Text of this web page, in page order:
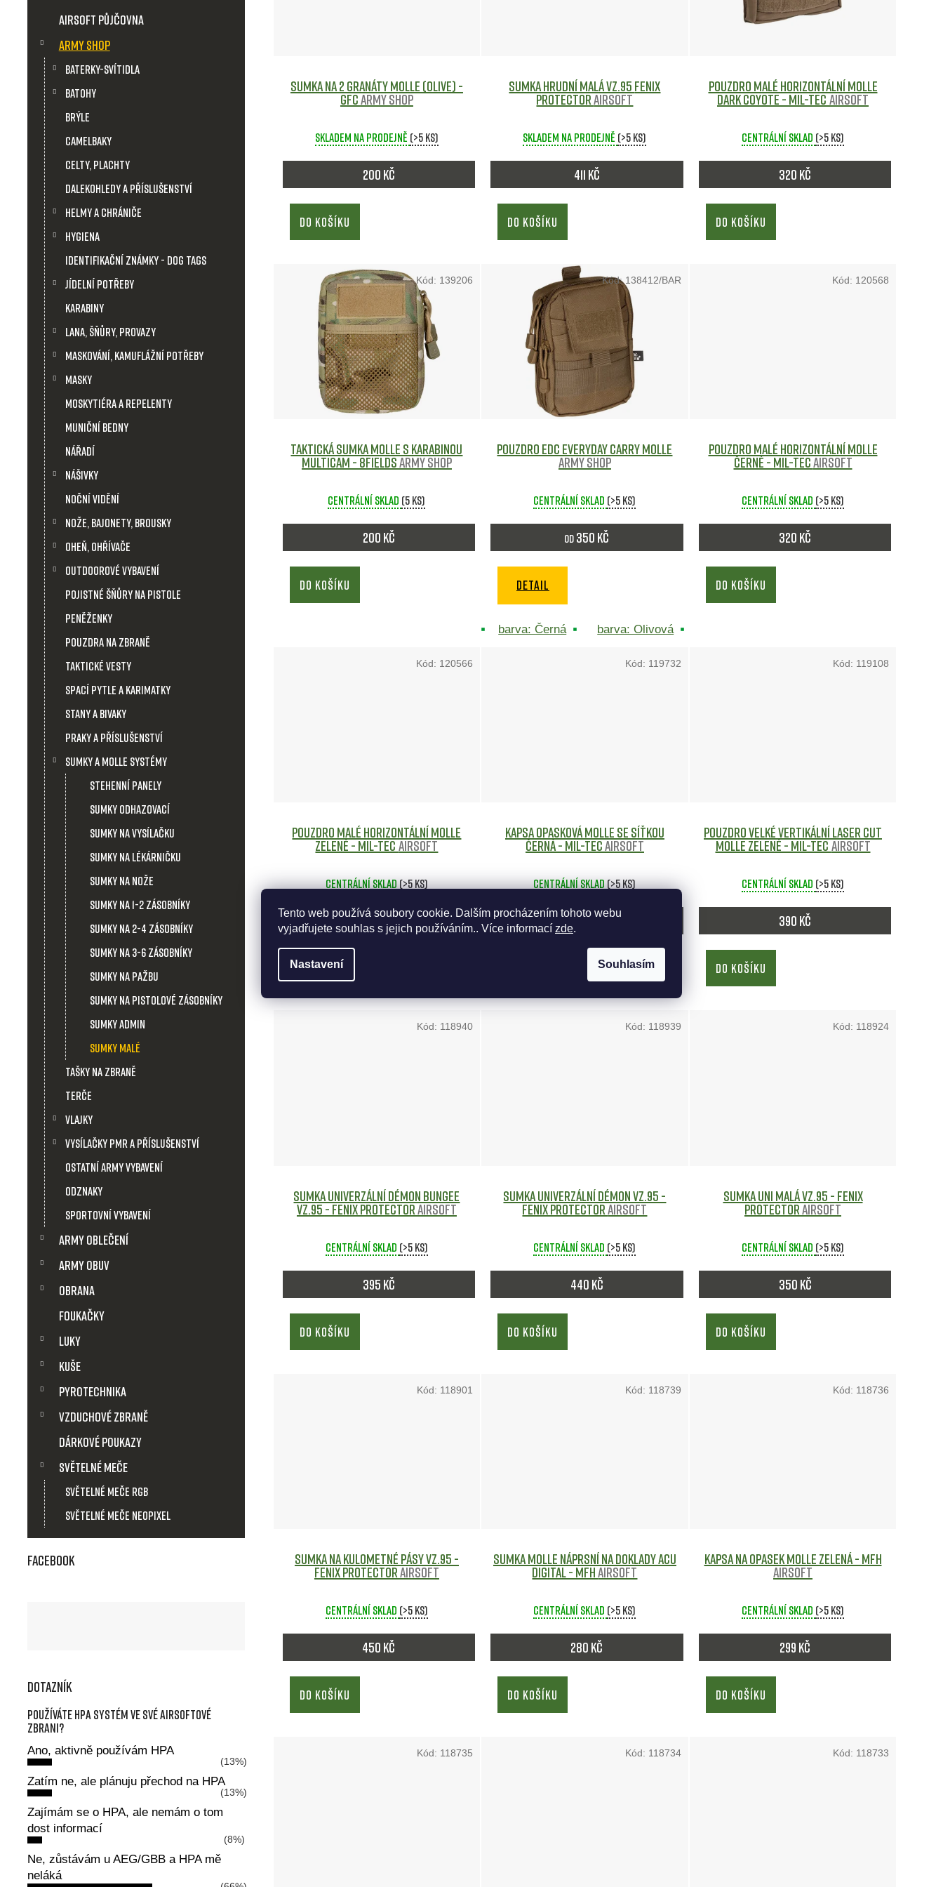
Tento web používá soubory cookie. Dalším procházením tohoto webu
vyjadřujete souhlas s jejich používáním.. Více informací zde.
Nastavení Souhlasím
Airsoft půjčovna
Army shop
Baterky-svítidla
Batohy
Brýle
Camelbaky
Celty, plachty
Dalekohledy a příslušenství
Helmy a chrániče
Hygiena
Identifikační známky - Dog Tags
Jídelní potřeby
Karabiny
Lana, šňůry, provazy
Maskování, kamuflážní potřeby
Masky
Moskytiéra a repelenty
Muniční bedny
Nářadí
Nášivky
Noční vidění
Nože, bajonety, brousky
Oheň, ohřívače
Outdoorové vybavení
Pojistné šňůry na pistole
Peněženky
Pouzdra na zbraně
Taktické vesty
Spací pytle a karimatky
Stany a bivaky
Praky a příslušenství
Sumky a molle systémy
Stehenní panely
Sumky odhazovací
Sumky na vysílačku
Sumky na lékárničku
Sumky na nože
Sumky na 1-2 zásobníky
Sumky na 2-4 zásobníky
Sumky na 3-6 zásobníky
Sumky na pažbu
Sumky na pistolové zásobníky
Sumky admin
Sumky malé
Tašky na zbraně
Terče
Vlajky
Vysílačky PMR a příslušenství
Ostatní army vybavení
Odznaky
Sportovní vybavení
Army Oblečení
Army obuv
Obrana
Foukačky
Luky
Kuše
Pyrotechnika
Vzduchové zbraně
Dárkové poukazy
Světelné meče
Světelné meče RGB
Světelné meče Neopixel
Facebook
Dotazník
Používáte HPA systém ve své airsoftové
zbrani?
Ano, aktivně používám HPA
(13%)
Zatím ne, ale plánuju přechod na HPA
(13%)
Zajímám se o HPA, ale nemám o tom
dost informací
(8%)
Ne, zůstávám u AEG/GBB a HPA mě
neláká
r
o
d
u
k
t
d
Pouzdro malé horizontální MOLLE
DARK COYOTE - MIL-TECAirsoft
Centrální sklad (>5 ks)
320 Kč
DO KOŠÍKU
Taktická Sumka MOLLE s karabinou
Multicam - 8FIELDSArmy shop
Centrální sklad (5 ks)
200 Kč
DO KOŠÍKU
Kód: 139206
Pouzdro EDC Everyday Carry MOLLE
Army shop
Centrální sklad (>5 ks)
od 350 Kč
DETAIL
barva: Černá barva: Olivová
Kód:138412/BAR
Sumka na 2 granáty MOLLE (Olive) -
GFCArmy shop
Skladem na prodejně (>5 ks)
200 Kč
DO KOŠÍKU
Pouzdro malé horizontální MOLLE
ČERNÉ - MIL-TECAirsoft
Centrální sklad (>5 ks)
320 Kč
DO KOŠÍKU
Kód: 120568
Pouzdro malé horizontální MOLLE
ZELENÉ - MIL-TECAirsoft
Centrální sklad(>5 ks)
320 Kč
DO KOŠÍKU
Kód: 120566
Kapsa opasková MOLLE se síťkou
ČERNÁ - Mil-tecAirsoft
Centrální sklad(>5 ks)
315 Kč
Kód: 119732
Pouzdro velké vertikální LASER CUT
MOLLE ZELENÉ - Mil-TecAirsoft
Centrální sklad (>5 ks)
390 Kč
DO KOŠÍKU
Kód: 119108
Sumka hrudní malá vz.95 FENIX
ProtectorAirsoft
Skladem na prodejně (>5 ks)
411 Kč
DO KOŠÍKU
Sumka univerzální DÉMON bungee
vz.95 - FENIX ProtectorAirsoft
Centrální sklad (>5 ks)
395 Kč
DO KOŠÍKU
Kód: 118940
Sumka univerzální DÉMON vz.95 -
FENIX ProtectorAirsoft
Centrální sklad (>5 ks)
440 Kč
DO KOŠÍKU
Kód: 118939
Sumka UNI malá vz.95 - FENIX
ProtectorAirsoft
Centrální sklad (>5 ks)
350 Kč
DO KOŠÍKU
Kód: 118924
Sumka na kulometné pásy vz.95 -
FENIX ProtectorAirsoft
Centrální sklad (>5 ks)
450 Kč
DO KOŠÍKU
Kód: 118901
Sumka MOLLE náprsní na doklady ACU
DIGITAL - MFHAirsoft
Centrální sklad (>5 ks)
280 Kč
DO KOŠÍKU
Kód: 118739
Kapsa na opasek MOLLE ZELENÁ - MFH
Airsoft
Centrální sklad (>5 ks)
299 Kč
DO KOŠÍKU
Kód: 118736
Kód: 118735 Kód: 118734 Kód: 118733